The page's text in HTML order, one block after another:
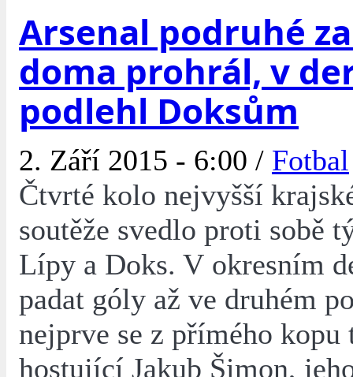
Arsenal podruhé
doma prohrál, v
podlehl Doksům
2. Září 2015 - 6:00 / Fotbal
Čtvrté kolo nejvyšší
soutěže svedlo proti sobě
Lípy a Doks. V okresním
padat góly až ve druhém
nejprve se z přímého
hostující Jakub Šimon,